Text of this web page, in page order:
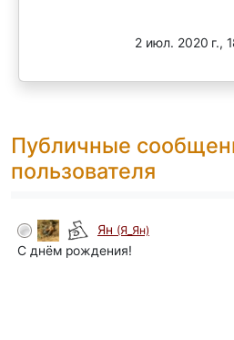
2 июл. 2020 г.,
Публичные
пользователя
Ян (Я_Ян)
С днём рождения!